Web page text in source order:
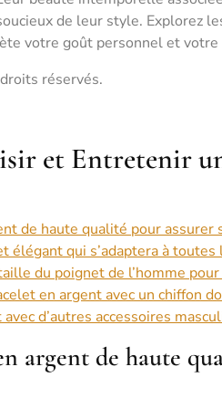
de leur style. Explorez
votre goût personnel et
réservés.
et Entretenir
de haute qualité pour assurer
élégant qui s’adaptera à toutes
du poignet de l’homme
en argent avec un chiffon
d’autres accessoires
argent de haute